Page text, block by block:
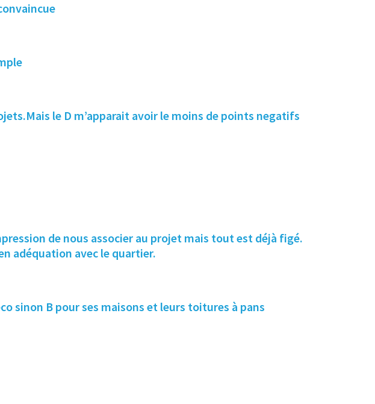
le D m’apparait avoir le moins de points negatifs
de nous associer au projet mais tout est déjà figé.
adéquation avec le quartier.
sinon B pour ses maisons et leurs toitures à pans